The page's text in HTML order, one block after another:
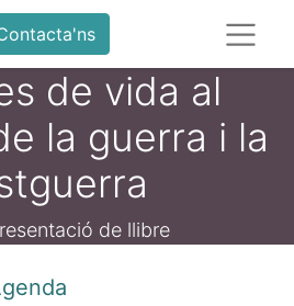
de vida al
la guerra i la
de llibre